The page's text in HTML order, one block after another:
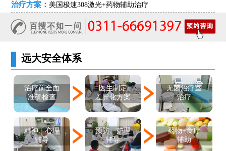
治疗方案： 美国极速308激光+药物辅助治疗
远大安全体系
治疗前全面
准确检查
医生制定
差异化方案
无菌治疗室
治疗
精神、心理
辅导
预防、护理
辅导
药物+食疗
辅助